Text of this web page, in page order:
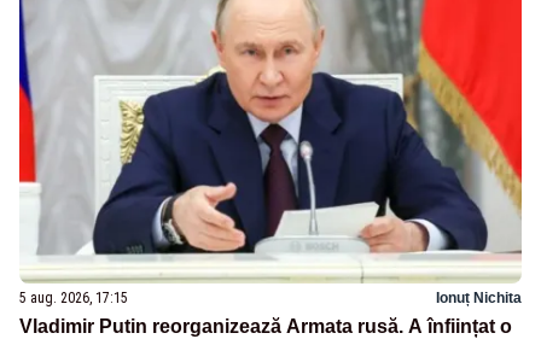
5 aug. 2026, 17:15 Ionuț Nichita
Vladimir Putin reorganizează Armata rusă. A înființat o